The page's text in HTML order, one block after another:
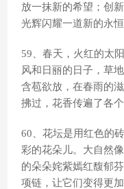
放一抹新的希望；创
光辉闪耀一道新的永恒
59、春天，火红的太
风和日丽的日子，草
含苞欲放，在春雨的
拂过，花香传遍了各个
60、花坛是用红色的
彩的花朵儿。大自然
的朵朵姹紫嫣红馥郁
项链，让它们变得更加